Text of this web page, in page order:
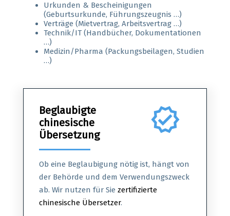
Urkunden & Bescheinigungen
(Geburtsurkunde, Führungszeugnis …)
Verträge (Mietvertrag, Arbeitsvertrag …)
Technik/IT (Handbücher, Dokumentationen
…)
Medizin/Pharma (Packungsbeilagen, Studien
…)
verified
Beglaubigte
chinesische
Übersetzung
Ob eine Beglaubigung nötig ist, hängt von
der Behörde und dem Verwendungszweck
ab. Wir nutzen für Sie zertifizierte
chinesische Übersetzer.